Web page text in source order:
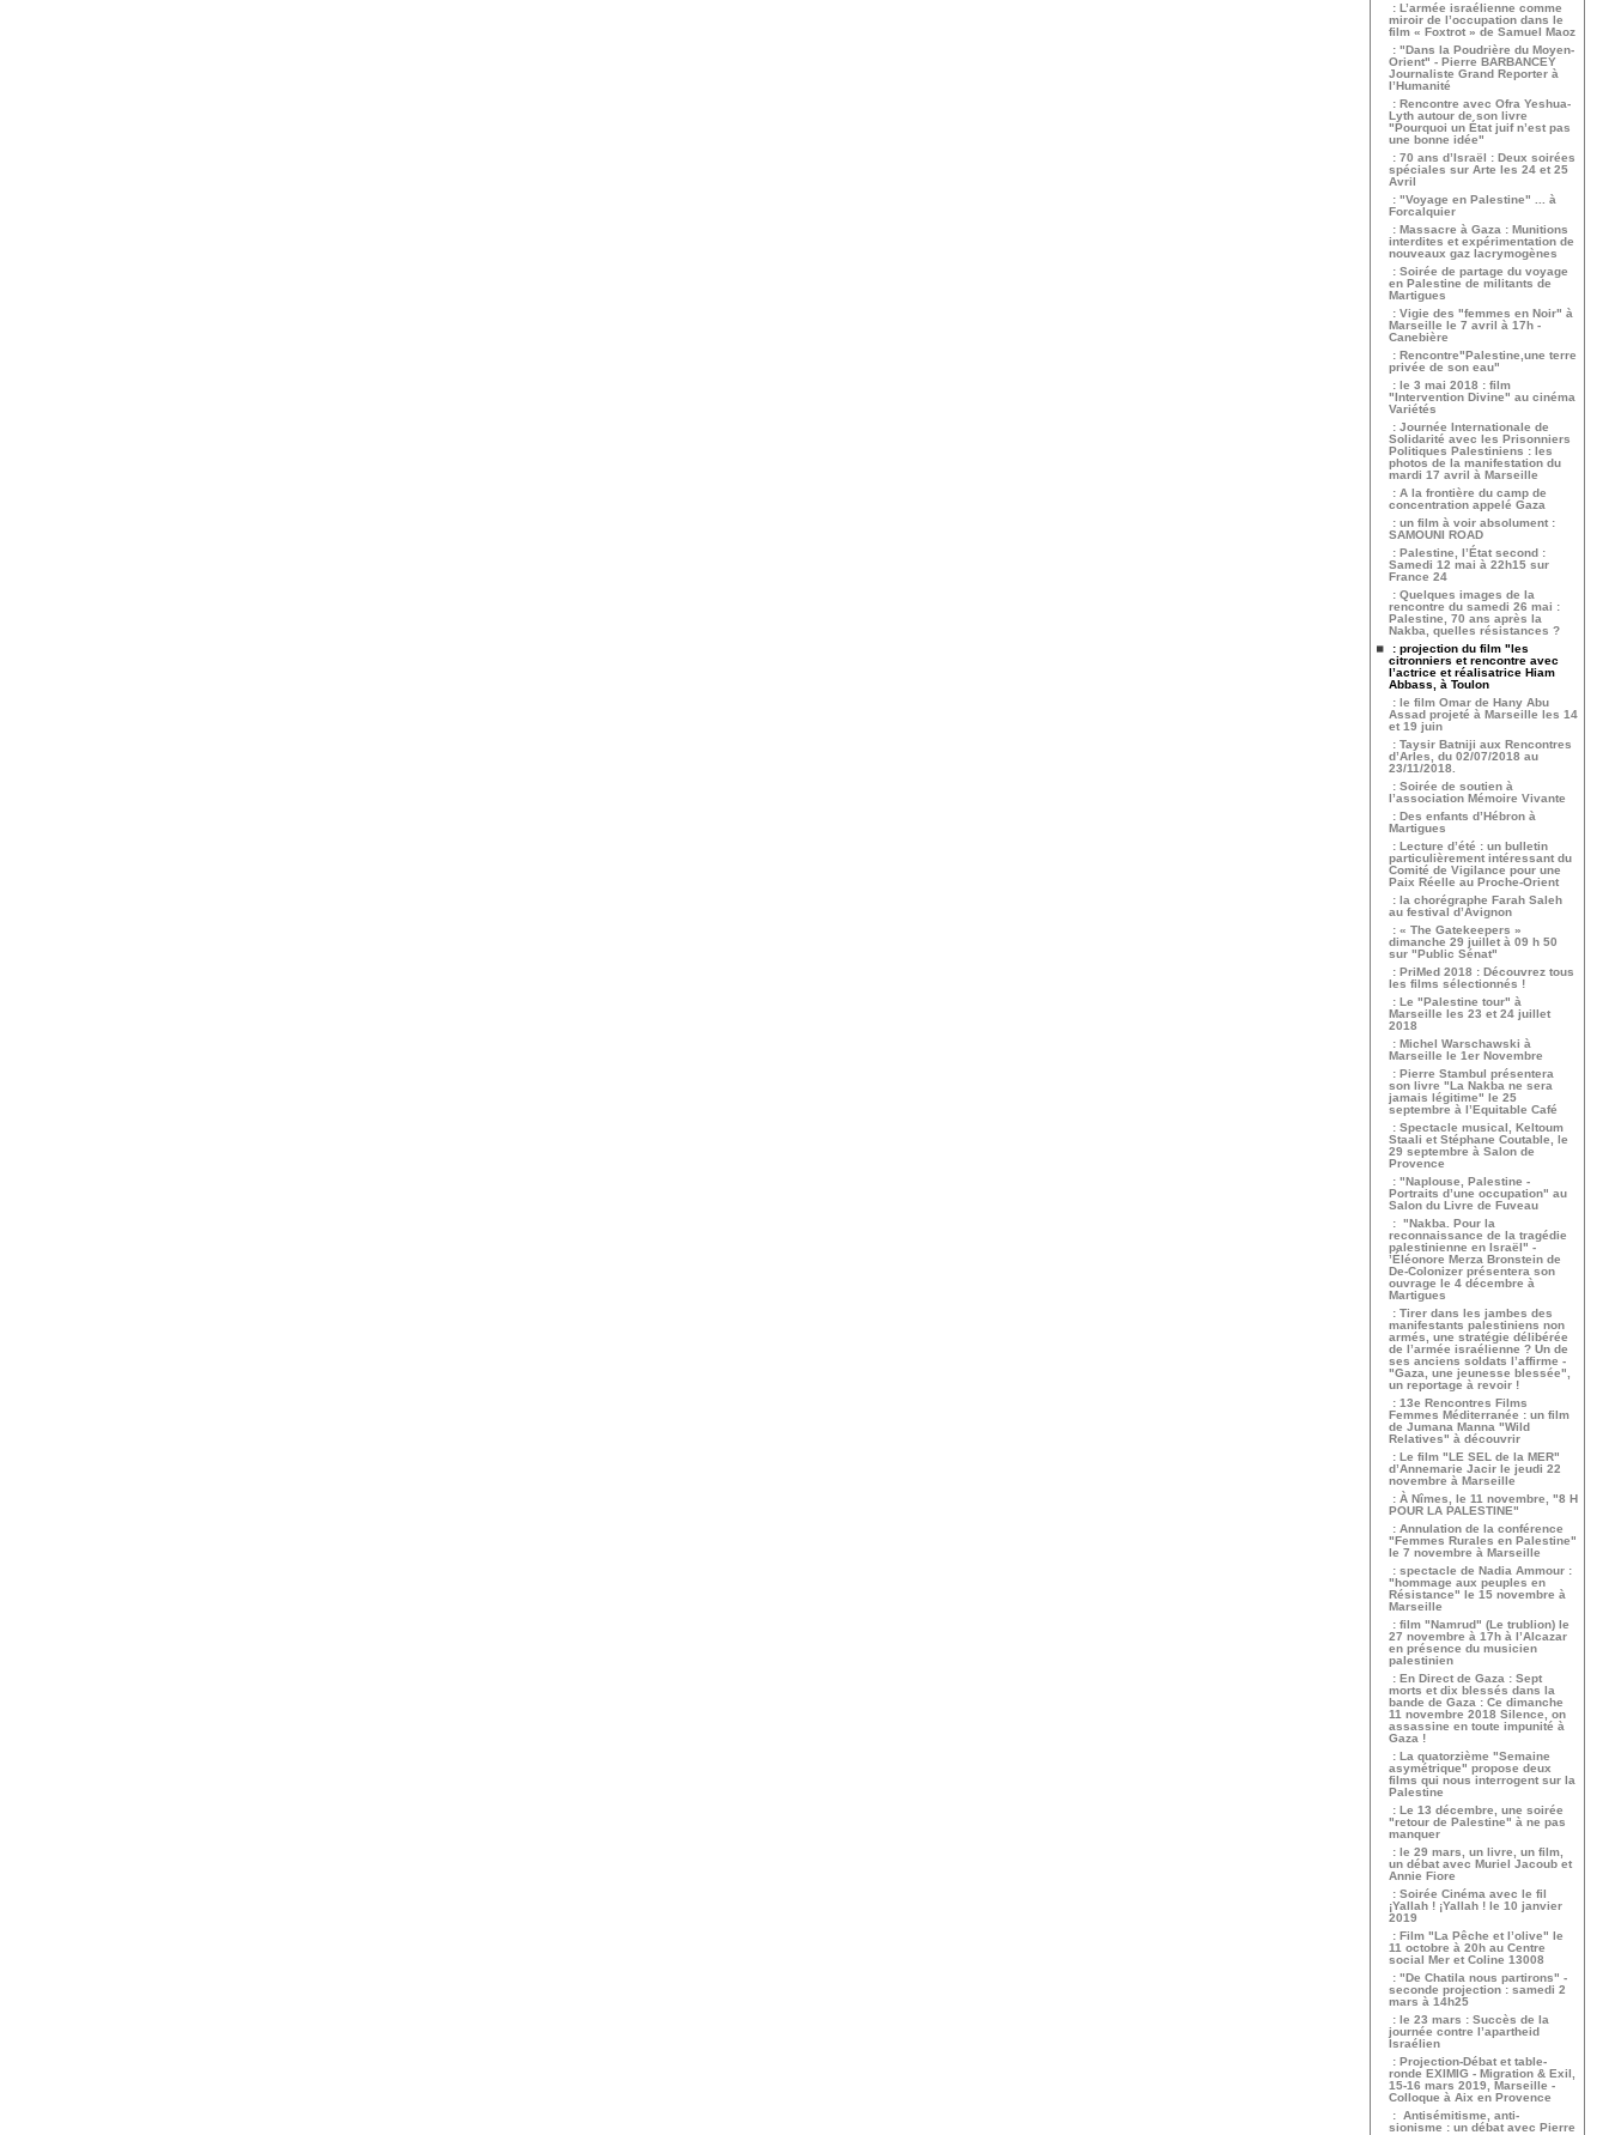
: L’armée israélienne comme
miroir de l’occupation dans le
film « Foxtrot » de Samuel Maoz
: "Dans la Poudrière du Moyen-
Orient" - Pierre BARBANCEY
Journaliste Grand Reporter à
l’Humanité
: Rencontre avec Ofra Yeshua-
Lyth autour de son livre
"Pourquoi un État juif n’est pas
une bonne idée"
: 70 ans d’Israël : Deux soirées
spéciales sur Arte les 24 et 25
Avril
: "Voyage en Palestine" ... à
Forcalquier
: Massacre à Gaza : Munitions
interdites et expérimentation de
nouveaux gaz lacrymogènes
: Soirée de partage du voyage
en Palestine de militants de
Martigues
: Vigie des "femmes en Noir" à
Marseille le 7 avril à 17h -
Canebière
: Rencontre"Palestine,une terre
privée de son eau"
: le 3 mai 2018 : film
"Intervention Divine" au cinéma
Variétés
: Journée Internationale de
Solidarité avec les Prisonniers
Politiques Palestiniens : les
photos de la manifestation du
mardi 17 avril à Marseille
: A la frontière du camp de
concentration appelé Gaza
: un film à voir absolument :
SAMOUNI ROAD
: Palestine, l’État second :
Samedi 12 mai à 22h15 sur
France 24
: Quelques images de la
rencontre du samedi 26 mai :
Palestine, 70 ans après la
Nakba, quelles résistances ?
: projection du film "les
citronniers et rencontre avec
l’actrice et réalisatrice Hiam
Abbass, à Toulon
: le film Omar de Hany Abu
Assad projeté à Marseille les 14
et 19 juin
: Taysir Batniji aux Rencontres
d’Arles, du 02/07/2018 au
23/11/2018.
: Soirée de soutien à
l’association Mémoire Vivante
: Des enfants d’Hébron à
Martigues
: Lecture d’été : un bulletin
particulièrement intéressant du
Comité de Vigilance pour une
Paix Réelle au Proche-Orient
: la chorégraphe Farah Saleh
au festival d’Avignon
: « The Gatekeepers »
dimanche 29 juillet à 09 h 50
sur "Public Sénat"
: PriMed 2018 : Découvrez tous
les films sélectionnés !
: Le "Palestine tour" à
Marseille les 23 et 24 juillet
2018
: Michel Warschawski à
Marseille le 1er Novembre
: Pierre Stambul présentera
son livre "La Nakba ne sera
jamais légitime" le 25
septembre à l’Equitable Café
: Spectacle musical, Keltoum
Staali et Stéphane Coutable, le
29 septembre à Salon de
Provence
: "Naplouse, Palestine -
Portraits d’une occupation" au
Salon du Livre de Fuveau
: "Nakba. Pour la
reconnaissance de la tragédie
palestinienne en Israël" -
’Éléonore Merza Bronstein de
De-Colonizer présentera son
ouvrage le 4 décembre à
Martigues
: Tirer dans les jambes des
manifestants palestiniens non
armés, une stratégie délibérée
de l’armée israélienne ? Un de
ses anciens soldats l’affirme -
"Gaza, une jeunesse blessée",
un reportage à revoir !
: 13e Rencontres Films
Femmes Méditerranée : un film
de Jumana Manna "Wild
Relatives" à découvrir
: Le film "LE SEL de la MER"
d’Annemarie Jacir le jeudi 22
novembre à Marseille
: À Nîmes, le 11 novembre, "8 H
POUR LA PALESTINE"
: Annulation de la conférence
"Femmes Rurales en Palestine"
le 7 novembre à Marseille
: spectacle de Nadia Ammour :
"hommage aux peuples en
Résistance" le 15 novembre à
Marseille
: film "Namrud" (Le trublion) le
27 novembre à 17h à l’Alcazar
en présence du musicien
palestinien
: En Direct de Gaza : Sept
morts et dix blessés dans la
bande de Gaza : Ce dimanche
11 novembre 2018 Silence, on
assassine en toute impunité à
Gaza !
: La quatorzième "Semaine
asymétrique" propose deux
films qui nous interrogent sur la
Palestine
: Le 13 décembre, une soirée
"retour de Palestine" à ne pas
manquer
: le 29 mars, un livre, un film,
un débat avec Muriel Jacoub et
Annie Fiore
: Soirée Cinéma avec le fil
¡Yallah ! ¡Yallah ! le 10 janvier
2019
: Film "La Pêche et l’olive" le
11 octobre à 20h au Centre
social Mer et Coline 13008
: "De Chatila nous partirons" -
seconde projection : samedi 2
mars à 14h25
: le 23 mars : Succès de la
journée contre l’apartheid
Israélien
: Projection-Débat et table-
ronde EXIMIG - Migration & Exil,
15-16 mars 2019, Marseille -
Colloque à Aix en Provence
: Antisémitisme, anti-
sionisme : un débat avec Pierre